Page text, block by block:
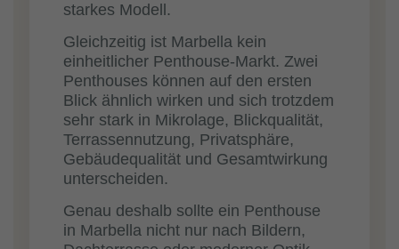
starkes Modell.
Gleichzeitig ist Marbella kein
einheitlicher Penthouse-Markt. Zwei
Penthouses können auf den ersten
Blick ähnlich wirken und sich trotzdem
sehr stark in Mikrolage, Blickqualität,
Terrassennutzung, Privatsphäre,
Gebäudequalität und Gesamtwirkung
unterscheiden.
Genau deshalb sollte ein Penthouse
in Marbella nicht nur nach Bildern,